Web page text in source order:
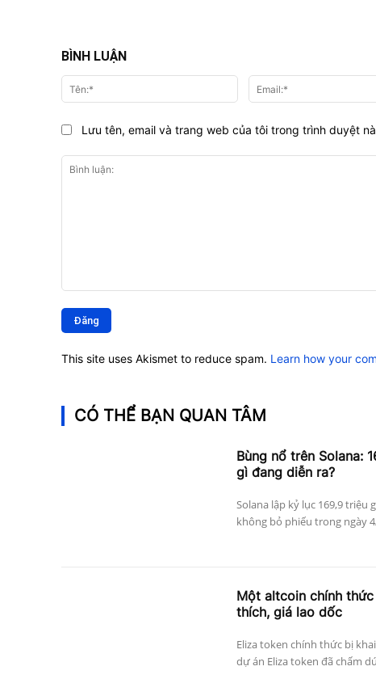
BÌNH LUẬN
luận:
Tên:*
Lưu tên, email và trang web của tôi trong trình duyệt
This site uses Akismet to reduce spam. Learn how your
CÓ THỂ BẠN QUAN TÂM
Bùng nổ trên Solana:
gì đang diễn ra?
Solana lập kỷ lục 169,9 triệu
không bỏ phiếu trong ngày
Một altcoin chính
thích, giá lao dốc
Eliza token chính thức bị
dự án Eliza token đã chấm